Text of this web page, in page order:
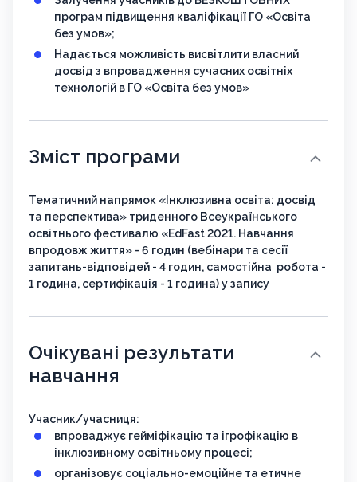
програм підвищення кваліфікації ГО «Освіта
без умов»;
Надається можливість висвітлити власний
досвід з впровадження сучасних освітніх
технологій в ГО «Освіта без умов»
Зміст програми
Тематичний напрямок «Інклюзивна освіта: досвід
та перспектива» триденного Всеукраїнського
освітнього фестивалю «EdFast 2021. Навчання
впродовж життя» - 6 годин (вебінари та сесії
запитань-відповідей - 4 годин, самостійна робота -
1 година, сертифікація - 1 година) у запису
Очікувані результати
навчання
Учасник/учасниця:
впроваджує гейміфікацію та ігрофікацію в
інклюзивному освітньому процесі;
організовує соціально-емоційне та етичне